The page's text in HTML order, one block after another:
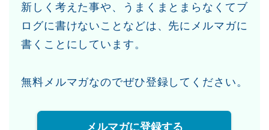
新しく考えた事や、うまくまとまらなくてブ
ログに書けないことなどは、先にメルマガに
書くことにしています。
無料メルマガなのでぜひ登録してください。
メルマガに登録する